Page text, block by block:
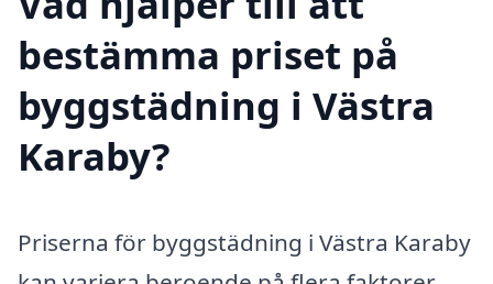
bestämma priset på
byggstädning i Västra
Karaby?
Priserna för byggstädning i Västra Karaby